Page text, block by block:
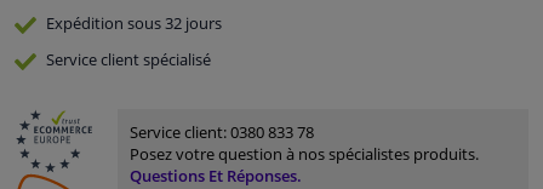
Expédition sous 32 jours
Serviceclient spécialisé
Service client:0380 833 78
Posez votre question à nos spécialistes produits.
Questions Et Réponses.